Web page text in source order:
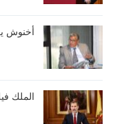
أخنوش يعود
الملك